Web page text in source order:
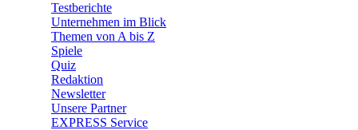
Testberichte
Unternehmen im Blick
Themen von A bis Z
Spiele
Quiz
Redaktion
Newsletter
Unsere Partner
EXPRESS Service